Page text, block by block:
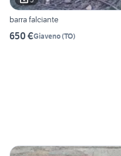
barra falciante
650 €Giaveno(TO)